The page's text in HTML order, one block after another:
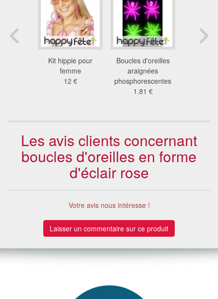
Kit hippie pour
femme
12 €
Boucles d'oreilles
araignées
phosphorescentes
1.81 €
Les avis clients concernant
boucles d'oreilles en forme
d'éclair rose
Votre avis nous intéresse !
Laisser un commentaire sur ce produit